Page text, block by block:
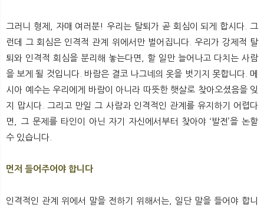
그러니 형제, 자매 여러분! 우리는 탈퇴가 곧 회심이 되게 합시다. 그
런데 그 회심은 인격적 관계 위에서만 벌어집니다. 우리가 강제적 탈
퇴와 인격적 회심을 분리해 놓는다면, 할 일만 늘어나고 다치는 사람
을 보게 될 것입니다. 바람은 결코 나그네의 옷을 벗기지 못합니다. 메
시아 예수는 우리에게 바람이 아니라 따뜻한 햇살로 찾아오셨음을 잊
지 맙시다. 그리고 만일 그 사람과 인격적인 관계를 유지하기 어렵다
면, 그 문제를 타인이 아닌 자기 자신에서부터 찾아야 ‘발전’을 논할
수 있습니다.
먼저 들어주어야 합니다
인격적인 관계 위에서 말을 전하기 위해서는, 일단 말을 들어야 합니